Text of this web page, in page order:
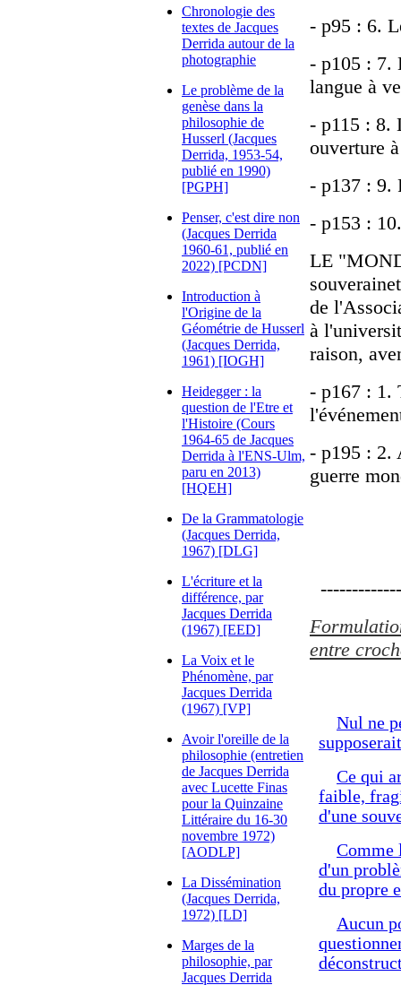
Chronologie des
textes de Jacques
Derrida autour de la
photographie
Le problème de la
genèse dans la
philosophie de
Husserl (Jacques
Derrida, 1953-54,
publié en 1990)
[PGPH]
Penser, c'est dire non
(Jacques Derrida
1960-61, publié en
2022) [PCDN]
Introduction à
l'Origine de la
Géométrie de Husserl
(Jacques Derrida,
1961) [IOGH]
Heidegger : la
question de l'Etre et
l'Histoire (Cours
1964-65 de Jacques
Derrida à l'ENS-Ulm,
paru en 2013)
[HQEH]
De la Grammatologie
(Jacques Derrida,
1967) [DLG]
L'écriture et la
différence, par
Jacques Derrida
(1967) [EED]
La Voix et le
Phénomène, par
Jacques Derrida
(1967) [VP]
Avoir l'oreille de la
philosophie (entretien
de Jacques Derrida
avec Lucette Finas
pour la Quinzaine
Littéraire du 16-30
novembre 1972)
[AODLP]
La Dissémination
(Jacques Derrida,
1972) [LD]
Marges de la
philosophie, par
Jacques Derrida
- p95 : 6.
- p105 : 7.
langue à
- p115 : 8.
ouverture
- p137 : 9.
- p153 :
LE
de
à
raison,
- p167 : 1.
- p195 : 2.
guerre
entre
Nul ne
Ce qui
faible,
d'une
Comme
d'un
du propre
Aucun